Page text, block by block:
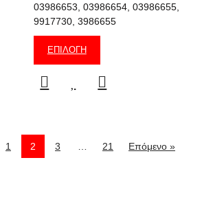
03986653, 03986654, 03986655,
9917730, 3986655
ΕΠΙΛΟΓΉ
1 2 3 21 Επόμενο »